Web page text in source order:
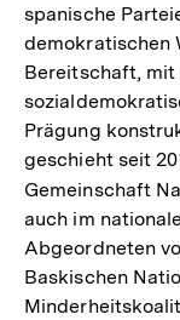
spanische
demokratischen
Bereitschaft, mit
Prägung
geschieht seit
Gemeinschaft
auch im
Abgeordneten
Baskischen